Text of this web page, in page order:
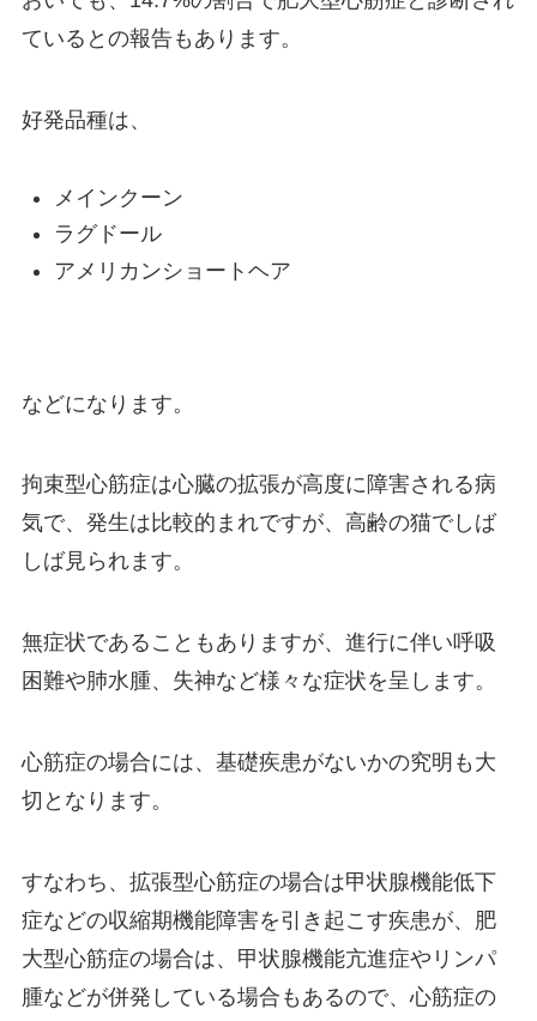
ているとの報告もあります。
好発品種は、
メインクーン
ラグドール
アメリカンショートヘア
などになります。
拘束型心筋症は心臓の拡張が高度に障害される病
気で、発生は比較的まれですが、高齢の猫でしば
しば見られます。
無症状であることもありますが、進行に伴い呼吸
困難や肺水腫、失神など様々な症状を呈します。
心筋症の場合には、基礎疾患がないかの究明も大
切となります。
すなわち、拡張型心筋症の場合は甲状腺機能低下
症などの収縮期機能障害を引き起こす疾患が、肥
大型心筋症の場合は、甲状腺機能亢進症やリンパ
腫などが併発している場合もあるので、心筋症の